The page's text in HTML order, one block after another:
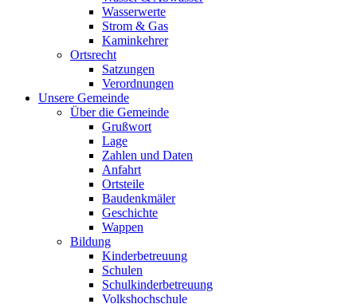
Wasserwerte
Strom & Gas
Kaminkehrer
Ortsrecht
Satzungen
Verordnungen
Unsere Gemeinde
Über die Gemeinde
Grußwort
Lage
Zahlen und Daten
Anfahrt
Ortsteile
Baudenkmäler
Geschichte
Wappen
Bildung
Kinderbetreuung
Schulen
Schulkinderbetreuung
Volkshochschule